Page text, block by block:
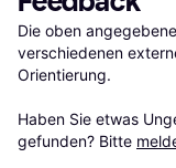
Die oben
verschiedenen
Orientierung.
Haben Sie etwas
gefunden? Bitte